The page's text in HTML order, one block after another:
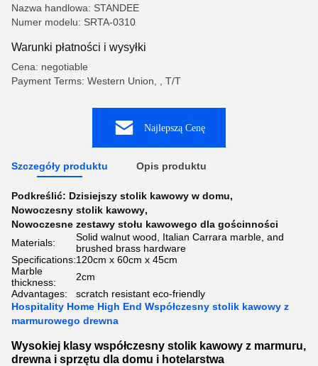
Nazwa handlowa: STANDEE
Numer modelu: SRTA-0310
Warunki płatności i wysyłki
Cena: negotiable
Payment Terms: Western Union, , T/T
Najlepszą Cenę
Szczegóły produktu Opis produktu
Podkreślić: Dzisiejszy stolik kawowy w domu,
Nowoczesny stolik kawowy,
Nowoczesne zestawy stołu kawowego dla gościnności
Materials:
Solid walnut wood, Italian Carrara marble, and
brushed brass hardware
Specifications:120cm x 60cm x 45cm
Marble
thickness:
2cm
Advantages:
scratch resistant eco-friendly
Hospitality Home High End Współczesny stolik kawowy z
marmurowego drewna
Wysokiej klasy współczesny stolik kawowy z marmuru,
drewna i sprzętu dla domu i hotelarstwa